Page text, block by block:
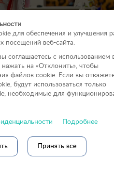
спрашивайте в
.
центров в
для обеспечения и улучшения
посещений веб-сайта.
соглашаетесь с использованием
на «Отклонить», чтобы
файлов сookie. Если вы
будут использоваться только
необходимые для
Подробнее
Принять все